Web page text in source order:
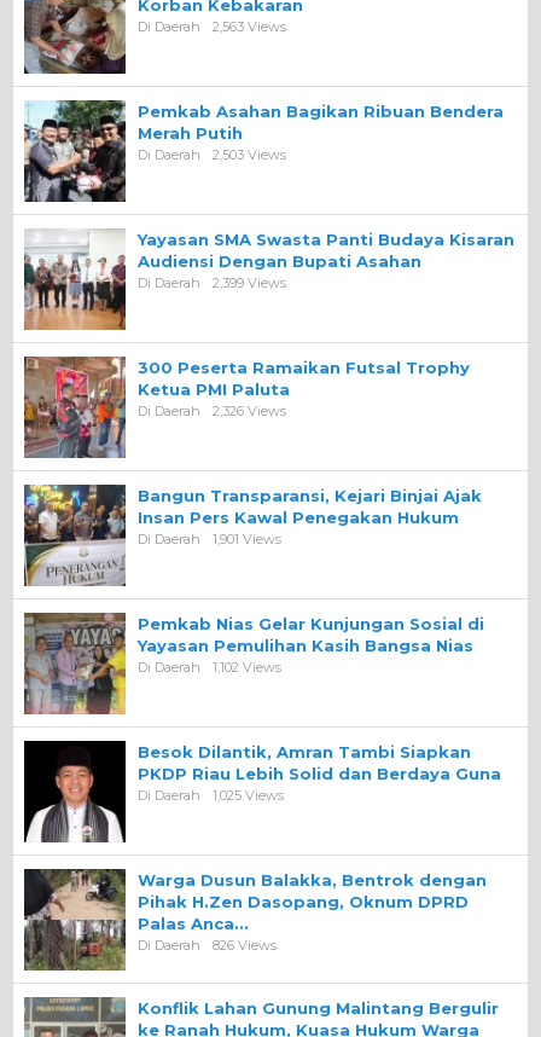
Korban Kebakaran
Di Daerah 2,563 Views
Pemkab Asahan Bagikan Ribuan Bendera
Merah Putih
Di Daerah 2,503 Views
Yayasan SMA Swasta Panti Budaya Kisaran
Audiensi Dengan Bupati Asahan
Di Daerah 2,399 Views
300 Peserta Ramaikan Futsal Trophy
Ketua PMI Paluta
Di Daerah 2,326 Views
Bangun Transparansi, Kejari Binjai Ajak
Insan Pers Kawal Penegakan Hukum
Di Daerah 1,901 Views
Pemkab Nias Gelar Kunjungan Sosial di
Yayasan Pemulihan Kasih Bangsa Nias
Di Daerah 1,102 Views
Besok Dilantik, Amran Tambi Siapkan
PKDP Riau Lebih Solid dan Berdaya Guna
Di Daerah 1,025 Views
Warga Dusun Balakka, Bentrok dengan
Pihak H.Zen Dasopang, Oknum DPRD
Palas Anca…
Di Daerah 826 Views
Konflik Lahan Gunung Malintang Bergulir
ke Ranah Hukum, Kuasa Hukum Warga